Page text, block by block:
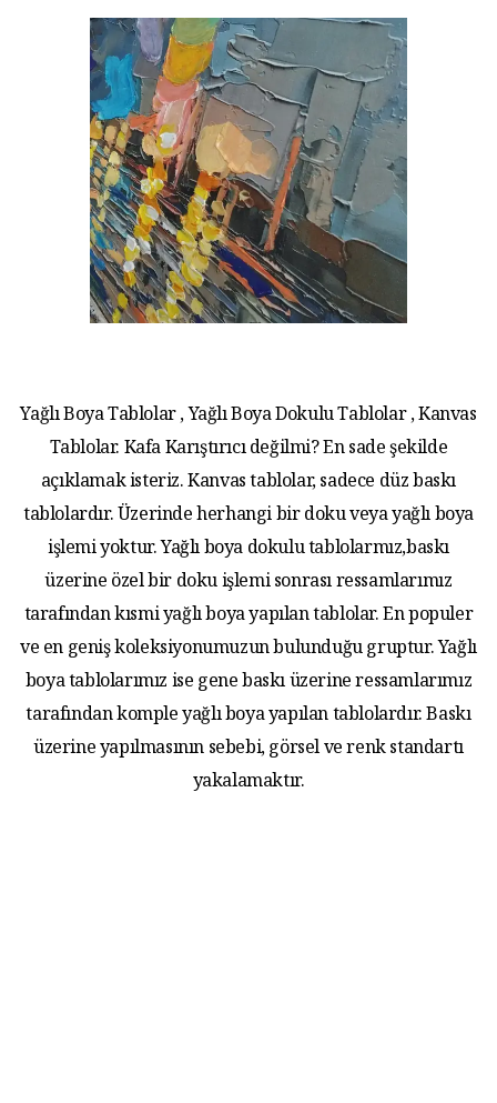
Yağlı Boya Tablolar , Yağlı Boya Dokulu Tablolar , Kanvas
Tablolar. Kafa Karıştırıcı değilmi? En sade şekilde
açıklamak isteriz. Kanvas tablolar, sadece düz baskı
tablolardır. Üzerinde herhangi bir doku veya yağlı boya
işlemi yoktur. Yağlı boya dokulu tablolarmız,baskı
üzerine özel bir doku işlemi sonrası ressamlarımız
tarafından kısmi yağlı boya yapılan tablolar. En populer
ve en geniş koleksiyonumuzun bulunduğu gruptur. Yağlı
boya tablolarımız ise gene baskı üzerine ressamlarımız
tarafından komple yağlı boya yapılan tablolardır. Baskı
üzerine yapılmasının sebebi, görsel ve renk standartı
yakalamaktır.